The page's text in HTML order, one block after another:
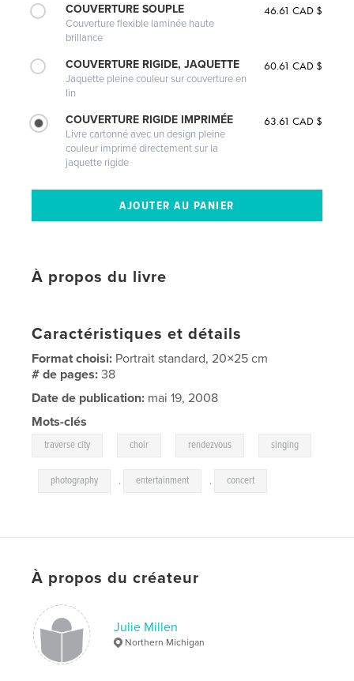
COUVERTURE SOUPLE
Couverture flexible laminée haute
brillance
46.61 CAD $
COUVERTURE RIGIDE, JAQUETTE
Jaquette pleine couleur sur couverture en
lin
60.61 CAD $
COUVERTURE RIGIDE IMPRIMÉE
Livre cartonné avec un design pleine
couleur imprimé directement sur la
jaquette rigide
63.61 CAD $
À propos du livre
Caractéristiques et détails
Format choisi: Portrait standard, 20×25 cm
# de pages:38
Date de publication: mai 19, 2008
Mots-clés
traverse city choir rendezvous singing
photography , entertainment , concert
À propos du créateur
Julie Millen
Northern Michigan